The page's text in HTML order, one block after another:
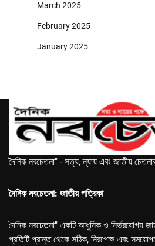
March 2025
February 2025
January 2025
দৈনিক নবচেতনা" - সত্য, ন্যায় এবং জাতীয়
দৈনিক নবচেতনা: জাতীয় পত্রিকা
দৈনিক নবচেতনা" একটি আধুনিক ও নির্ভরযোগ্য
প্রতিটি প্রান্ত থেকে সঠিক, নিরপেক্ষ এবং